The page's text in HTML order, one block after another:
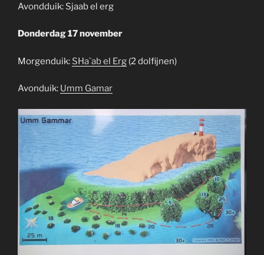
Avondduik: Sjaab el erg
Donderdag 17 november
Morgenduik: SHa`ab el Erg (2 dolfijnen)
Avonduik: Umm Gamar